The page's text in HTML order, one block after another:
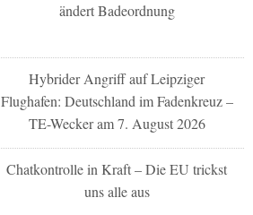
ändert Badeordnung
Hybrider Angriff auf Leipziger
Flughafen: Deutschland im Fadenkreuz –
TE-Wecker am 7. August 2026
Chatkontrolle in Kraft – Die EU trickst
uns alle aus